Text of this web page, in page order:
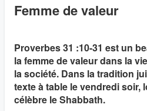
Femme de valeur
Proverbes 31 :10-31 est un
la femme de valeur dans la
la société. Dans la tradition
texte à table le vendredi soir,
célèbre le Shabbath.